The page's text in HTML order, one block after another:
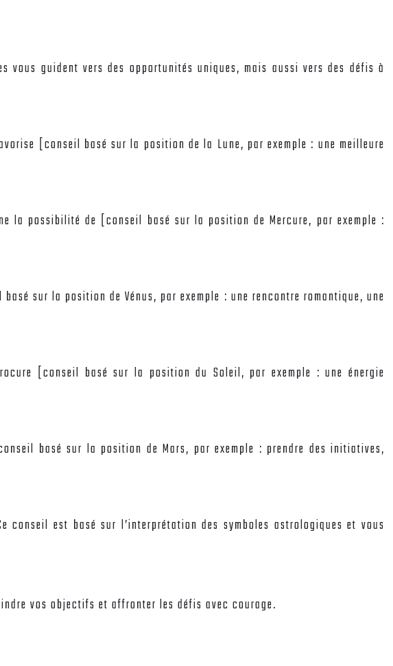
vous guident vers des opportunités uniques, mais aussi vers des défis à
[conseil basé sur la position de la Lune, par exemple : une meilleure
la possibilité de [conseil basé sur la position de Mercure, par exemple :
sur la position de Vénus, par exemple : une rencontre romantique, une
[conseil basé sur la position du Soleil, par exemple : une énergie
basé sur la position de Mars, par exemple : prendre des initiatives,
est basé sur l’interprétation des symboles astrologiques et vous
vos objectifs et affronter les défis avec courage.